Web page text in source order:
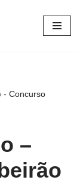
- Concurso
–